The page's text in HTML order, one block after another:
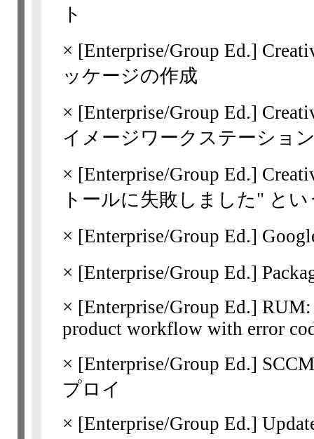
ト
× [Enterprise/Group Ed.]
ッケージの作成
× [Enterprise/Group Ed.]
イメージワークステーショ
× [Enterprise/Group Ed.]
トールに失敗しました" と
× [Enterprise/Group Ed.]
× [Enterprise/Group Ed.]
× [Enterprise/Group Ed.] RUM:
product workflow with error
× [Enterprise/Group Ed.]
プロイ
× [Enterprise/Group Ed.]